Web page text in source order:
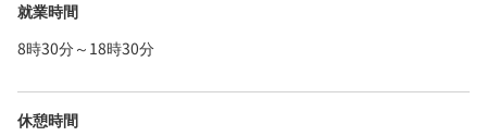
就業時間
8時30分～18時30分
休憩時間